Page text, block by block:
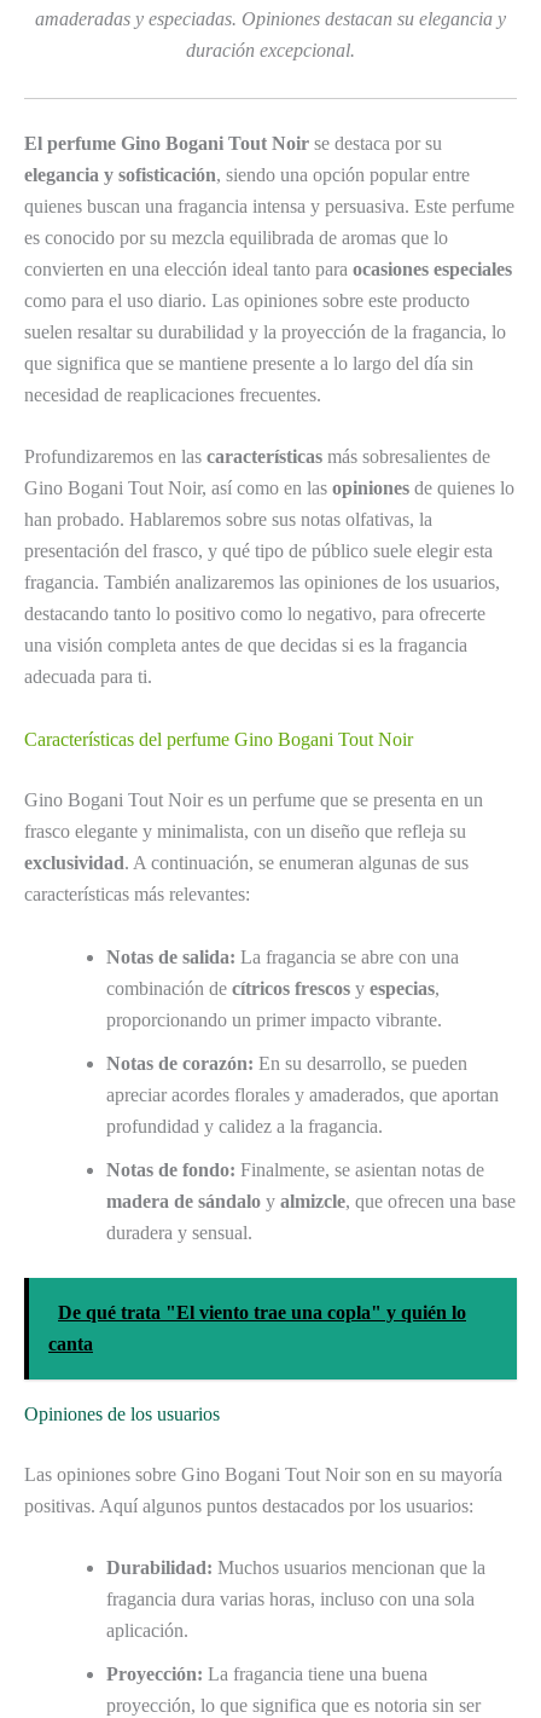
amaderadas y especiadas. Opiniones destacan su elegancia y
duración excepcional.
El perfume Gino Bogani Tout Noir se destaca por su
elegancia y sofisticación, siendo una opción popular entre
quienes buscan una fragancia intensa y persuasiva. Este perfume
es conocido por su mezcla equilibrada de aromas que lo
convierten en una elección ideal tanto para ocasiones especiales
como para el uso diario. Las opiniones sobre este producto
suelen resaltar su durabilidad y la proyección de la fragancia, lo
que significa que se mantiene presente a lo largo del día sin
necesidad de reaplicaciones frecuentes.
Profundizaremos en las características más sobresalientes de
Gino Bogani Tout Noir, así como en las opiniones de quienes lo
han probado. Hablaremos sobre sus notas olfativas, la
presentación del frasco, y qué tipo de público suele elegir esta
fragancia. También analizaremos las opiniones de los usuarios,
destacando tanto lo positivo como lo negativo, para ofrecerte
una visión completa antes de que decidas si es la fragancia
adecuada para ti.
Características del perfume Gino Bogani Tout Noir
Gino Bogani Tout Noir es un perfume que se presenta en un
frasco elegante y minimalista, con un diseño que refleja su
exclusividad. A continuación, se enumeran algunas de sus
características más relevantes:
Notas de salida: La fragancia se abre con una
combinación de cítricos frescos y especias,
proporcionando un primer impacto vibrante.
Notas de corazón: En su desarrollo, se pueden
apreciar acordes florales y amaderados, que aportan
profundidad y calidez a la fragancia.
Notas de fondo: Finalmente, se asientan notas de
madera de sándalo y almizcle, que ofrecen una base
duradera y sensual.
De qué trata "El viento trae una copla" y quién lo
canta
Opiniones de los usuarios
Las opiniones sobre Gino Bogani Tout Noir son en su mayoría
positivas. Aquí algunos puntos destacados por los usuarios:
Durabilidad: Muchos usuarios mencionan que la
fragancia dura varias horas, incluso con una sola
aplicación.
Proyección: La fragancia tiene una buena
proyección, lo que significa que es notoria sin ser